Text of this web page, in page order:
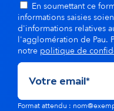
En soumettant ce
informations saisies
d'informations relatives
l'agglomération de Pau.
notre politique de
Format attendu :